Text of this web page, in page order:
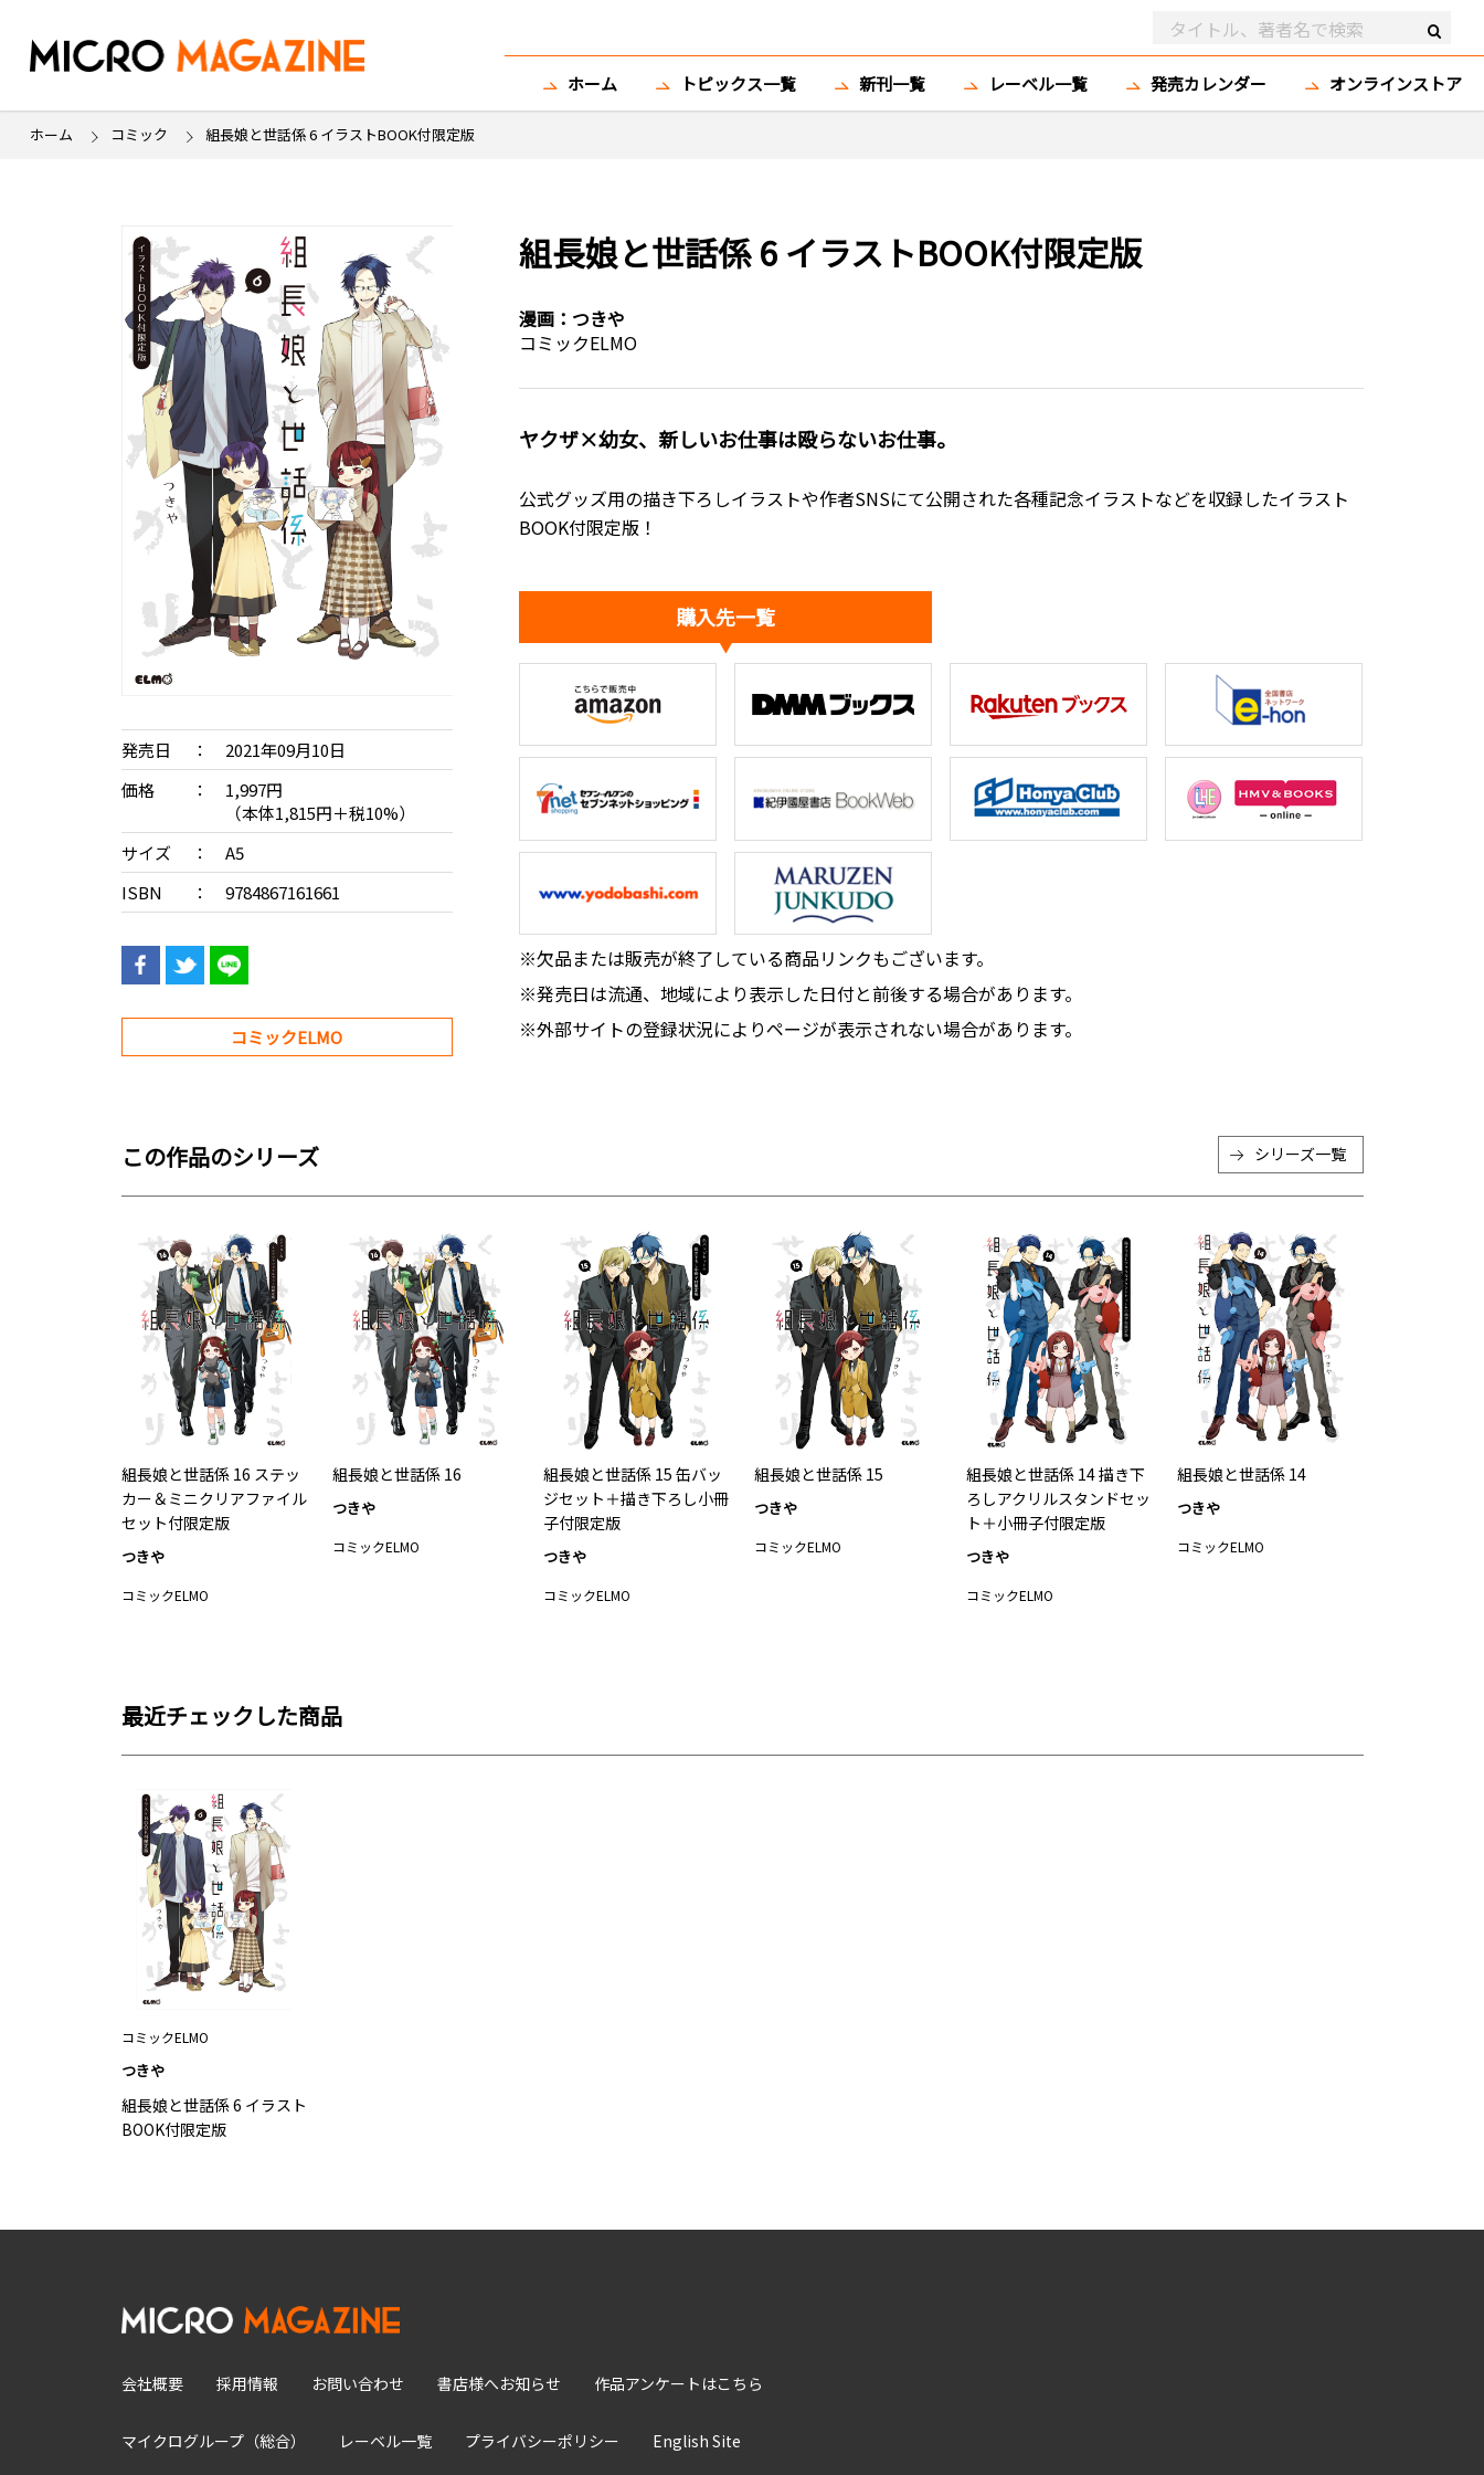
ホーム トピックス一覧 新刊一覧 レーベル一覧 発売カレンダー オンラインストア
ホーム コミック 組長娘と世話係 6 イラストBOOK付限定版
発売日
2021年09月10日
価格
1,997円
（本体1,815円＋税10%）
サイズ
A5
ISBN
9784867161661
コミックELMO
組長娘と世話係 6 イラストBOOK付限定版
漫画： つきや
コミックELMO
ヤクザ×幼女、新しいお仕事は殴らないお仕事。
公式グッズ用の描き下ろしイラストや作者SNSにて公開された各種記念イラストなどを収録したイラスト
BOOK付限定版！
購入先一覧
※欠品または販売が終了している商品リンクもございます。
※発売日は流通、地域により表示した日付と前後する場合があります。
※外部サイトの登録状況によりページが表示されない場合があります。
この作品のシリーズ シリーズ一覧
組長娘と世話係 16 ステッ
カー＆ミニクリアファイル
セット付限定版
つきや
コミックELMO
組長娘と世話係 16
つきや
コミックELMO
組長娘と世話係 15 缶バッ
ジセット＋描き下ろし小冊
子付限定版
つきや
コミックELMO
組長娘と世話係 15
つきや
コミックELMO
組長娘と世話係 14 描き下
ろしアクリルスタンドセッ
ト＋小冊子付限定版
つきや
コミックELMO
組長娘と世話係 14
つきや
コミックELMO
最近チェックした商品
コミックELMO
つきや
組長娘と世話係 6 イラスト
BOOK付限定版
会社概要 採用情報 お問い合わせ 書店様へお知らせ 作品アンケートはこちら
マイクログループ（総合） レーベル一覧 プライバシーポリシー English Site